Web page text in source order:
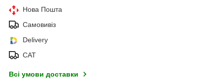
Нова Пошта
Самовивіз
Delivery
САТ
Всі умови доставки